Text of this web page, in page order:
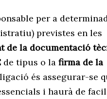
per a
previstes en les
de la documentació
de tipus o la firma de la
és assegurar-se
i haurà de